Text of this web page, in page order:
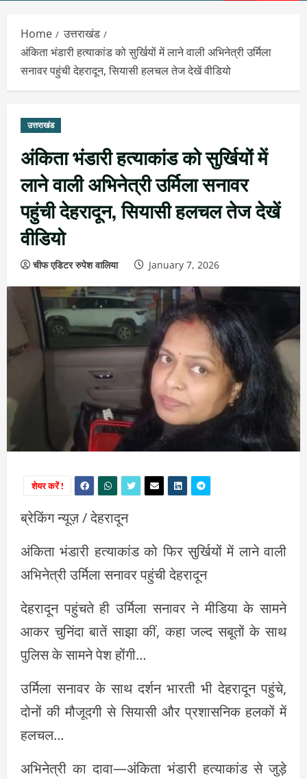
Home
उत्तराखंड
अंकिता भंडारी हत्याकांड को सुर्खियों में लाने वाली अभिनेत्री उर्मिला
सनावर पहुंची देहरादून, सियासी हलचल तेज देखें वीडियो
उत्तराखंड
अंकिता भंडारी हत्याकांड को सुर्खियों में
लाने वाली अभिनेत्री उर्मिला सनावर
पहुंची देहरादून, सियासी हलचल तेज देखें
वीडियो
चीफ एडिटर रुपेश वालिया January 7, 2026
शेयर करें !
ब्रेकिंग न्यूज़ / देहरादून
अंकिता भंडारी हत्याकांड को फिर सुर्खियों में लाने वाली
अभिनेत्री उर्मिला सनावर पहुंची देहरादून
देहरादून पहुंचते ही उर्मिला सनावर ने मीडिया के सामने
आकर चुनिंदा बातें साझा कीं, कहा जल्द सबूतों के साथ
पुलिस के सामने पेश होंगी…
उर्मिला सनावर के साथ दर्शन भारती भी देहरादून पहुंचे,
दोनों की मौजूदगी से सियासी और प्रशासनिक हलकों में
हलचल…
अभिनेत्री का दावा—अंकिता भंडारी हत्याकांड से जुड़े